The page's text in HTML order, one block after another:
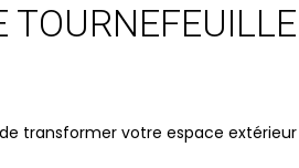
TOURNEFEUILLE
transformer votre espace